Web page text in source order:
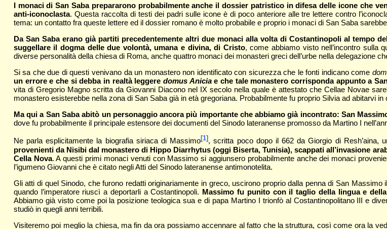
I monaci di San Saba prepararono probabilmente anche il dossier patristico in difesa delle icone che
anti-iconoclasta. Questa raccolta di testi dei padri sulle icone è di poco anteriore alle tre lettere contro
tema: un contatto fra queste lettere ed il dossier romano è molto probabile e proprio i monaci di San Saba
Da San Saba erano già partiti precedentemente altri due monaci alla volta di Costantinopoli al tempo
suggellare il dogma delle due volontà, umana e divina, di Cristo, come abbiamo visto nell’incontro sulla
diverse personalità della chiesa di Roma, anche quattro monaci dei monasteri greci dell’urbe nella delegazione
Si sa che due di questi venivano da un monastero non identificato con sicurezza che le fonti indicano come
un errore e che si debba in realtà leggere domus Aniciae che tale monastero corrisponda appunto a
vita di Gregorio Magno scritta da Giovanni Diacono nel IX secolo nella quale è attestato che Cellae Novae
monastero esisterebbe nella zona di San Saba già in età gregoriana. Probabilmente fu proprio Silvia ad abitarvi
Ma qui a San Saba abitò un personaggio ancora più importante che abbiamo già incontrato: San
dove fu probabilmente il principale estensore dei documenti del Sinodo lateranense promosso da Martino I
Ne parla esplicitamente la biografia siriaca di Massimo[1] , scritta poco dopo il 662 da Giorgio di Resh’aina,
provenienti da Nisibi dal monastero di Hippo Diarrhytus (oggi Biserta, Tunisia), scappati all’invasione
Cella Nova. A questi primi monaci venuti con Massimo si aggiunsero probabilmente anche dei monaci
l’igumeno Giovanni che è citato negli Atti del Sinodo lateranense antimonotelita.
Gli atti di quel Sinodo, che furono redatti originariamente in greco, uscirono proprio dalla penna di San
quando l’imperatore riuscì a deportarli a Costantinopoli. Massimo fu punito con il taglio della lingua e
Abbiamo già visto come poi la posizione teologica sua e di papa Martino I trionfò al Costantinopolitano III e
studiò in quegli anni terribili.
Visiteremo poi meglio la chiesa, ma fin da ora possiamo accennare al fatto che la struttura, così come ora la